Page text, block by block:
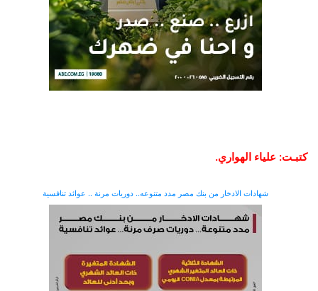
كتبـت: علياء الهواري.
شهادات الادخار من بنك مصر مدد متنوعه.. دوريات مرنة .. عوائد تنافسية